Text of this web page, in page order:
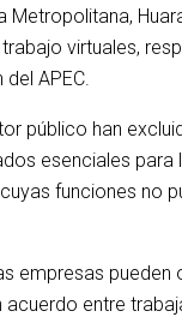
virtuales,
APEC.
público han
esenciales para
funciones no
empresas pueden
entre